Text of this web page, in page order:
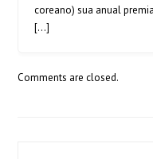
coreano) sua anual
[…]
Comments are closed.